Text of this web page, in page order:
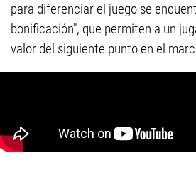
para diferenciar el juego se
bonificación", que permiten a un
valor del siguiente punto en el